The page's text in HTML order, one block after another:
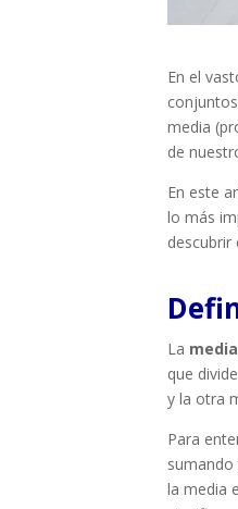
En el
media
de
En este
lo más
La
que
y la otra
Para
la media